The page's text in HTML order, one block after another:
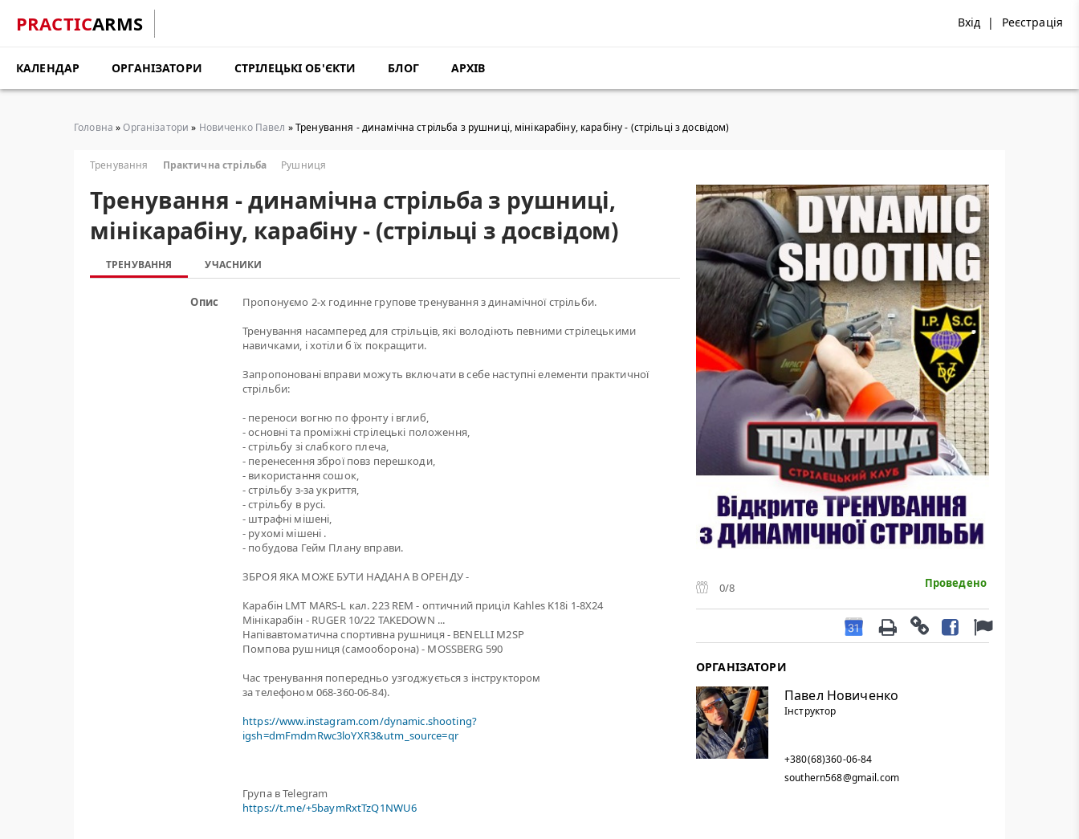
PRACTICARMS Вхід | Реєстрація
КАЛЕНДАР ОРГАНІЗАТОРИ СТРІЛЕЦЬКІ ОБ'ЄКТИ БЛОГ АРХІВ
Головна »Організатори » Новиченко Павел » Тренування - динамічна стрільба з рушниці, мінікарабіну, карабіну - (стрільці з досвідом)
Тренування Практична стрільба Рушниця
Тренування - динамічна стрільба з рушниці,
мінікарабіну, карабіну - (стрільці з досвідом)
ТРЕНУВАННЯ УЧАСНИКИ
Опис
Пропонуємо 2-х годинне групове тренування з динамічної стрільби.
Тренування насамперед для стрільців, які володіють певними стрілецькими
навичками, і хотіли б їх покращити.
Запропоновані вправи можуть включати в себе наступні елементи практичної
стрільби:
- переноси вогню по фронту і вглиб,
- основні та проміжні стрілецькі положення,
- стрільбу зі слабкого плеча,
- перенесення зброї повз перешкоди,
- використання сошок,
- стрільбу з-за укриття,
- стрільбу в русі.
- штрафні мішені,
- рухомі мішені .
- побудова Гейм Плану вправи.
ЗБРОЯ ЯКА МОЖЕ БУТИ НАДАНА В ОРЕНДУ -
Карабін LMT MARS-L кал. 223 REM - оптичний приціл Kahles K18i 1-8X24
Мінікарабін - RUGER 10/22 TAKEDOWN ...
Напівавтоматична спортивна рушниця - BENELLI M2SP
Помпова рушниця (самооборона) - MOSSBERG 590
Час тренування попередньо узгоджується з інструктором
за телефоном 068-360-06-84).
https://www.instagram.com/dynamic.shooting?
igsh=dmFmdmRwc3loYXR3&utm_source=qr
Група в Telegram
https://t.me/+5baymRxtTzQ1NWU6
0/8 Проведено
ОРГАНІЗАТОРИ
Павел Новиченко
Інструктор
+380(68)360-06-84
southern568@gmail.com